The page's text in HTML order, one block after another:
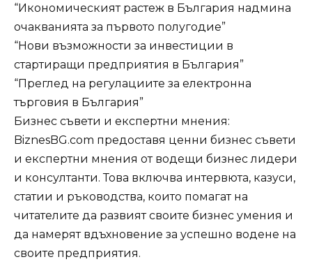
“Икономическият растеж в България надмина
очакванията за първото полугодие”
“Нови възможности за инвестиции в
стартиращи предприятия в България”
“Преглед на регулациите за електронна
търговия в България”
Бизнес съвети и експертни мнения:
BiznesBG.com предоставя ценни бизнес съвети
и експертни мнения от водещи бизнес лидери
и консултанти. Това включва интервюта, казуси,
статии и ръководства, които помагат на
читателите да развият своите бизнес умения и
да намерят вдъхновение за успешно водене на
своите предприятия.